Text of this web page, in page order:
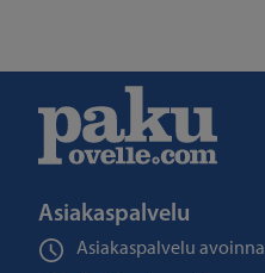
Asiakaspalvelu
Asiakaspalvelu avoinna